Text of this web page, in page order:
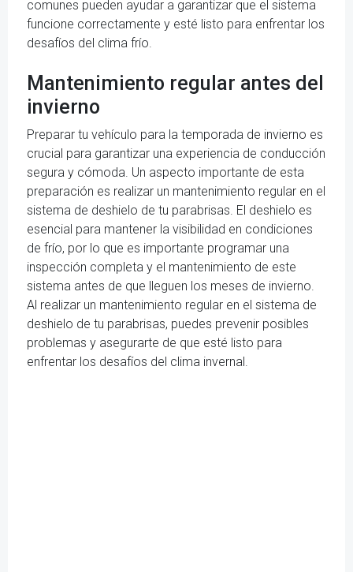
comunes pueden ayudar a garantizar que el sistema
funcione correctamente y esté listo para enfrentar los
desafíos del clima frío.
Mantenimiento regular antes del
invierno
Preparar tu vehículo para la temporada de invierno es
crucial para garantizar una experiencia de conducción
segura y cómoda. Un aspecto importante de esta
preparación es realizar un mantenimiento regular en el
sistema de deshielo de tu parabrisas. El deshielo es
esencial para mantener la visibilidad en condiciones
de frío, por lo que es importante programar una
inspección completa y el mantenimiento de este
sistema antes de que lleguen los meses de invierno.
Al realizar un mantenimiento regular en el sistema de
deshielo de tu parabrisas, puedes prevenir posibles
problemas y asegurarte de que esté listo para
enfrentar los desafíos del clima invernal.